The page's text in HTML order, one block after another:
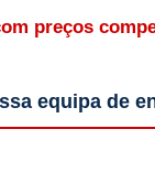
preços
equipa de